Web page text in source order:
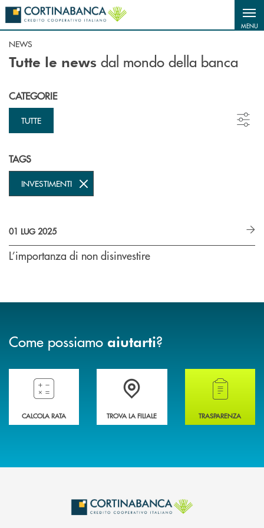
Salta al contenuto principale
MENU
NEWS
Tutte le news dal mondo della banca
CATEGORIE
TUTTE
TAGS
INVESTIMENTI
01 LUG 2025
L’importanza di non disinvestire
Come possiamo aiutarti?
Compila il preventivatore e calcola la rata del mutuo
CALCOLA RATA
Accedi all' elenco completo delle filiali della
TROVA LA FILIALE
Hai bisogno di
TRASPARENZA